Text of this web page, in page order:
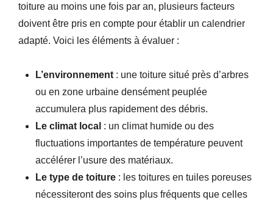
toiture au moins une fois par an, plusieurs facteurs
doivent être pris en compte pour établir un calendrier
adapté. Voici les éléments à évaluer :
L’environnement : une toiture situé près d’arbres
ou en zone urbaine densément peuplée
accumulera plus rapidement des débris.
Le climat local : un climat humide ou des
fluctuations importantes de température peuvent
accélérer l’usure des matériaux.
Le type de toiture : les toitures en tuiles poreuses
nécessiteront des soins plus fréquents que celles